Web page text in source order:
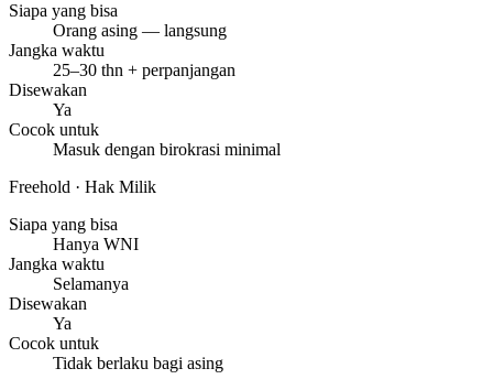
Siapa yang bisa
Orang asing — langsung
Jangka waktu
25–30 thn + perpanjangan
Disewakan
Ya
Cocok untuk
Masuk dengan birokrasi minimal
Freehold · Hak Milik
Siapa yang bisa
Hanya WNI
Jangka waktu
Selamanya
Disewakan
Ya
Cocok untuk
Tidak berlaku bagi asing